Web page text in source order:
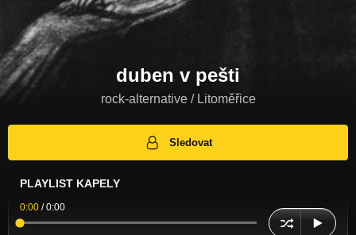
duben v pešti
rock-alternative / Litoměřice
Sledovat
PLAYLIST KAPELY
0:00 /0:00